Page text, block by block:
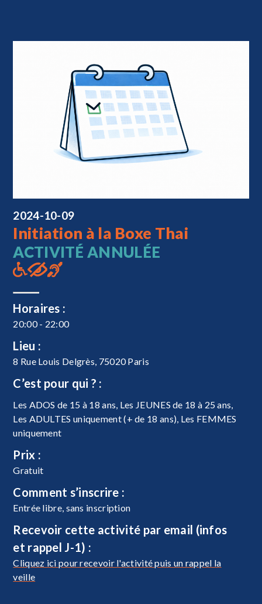
2024-10-09
Initiation à la Boxe Thai
ACTIVITÉ ANNULÉE
Horaires :
20:00 - 22:00
Lieu :
8 Rue Louis Delgrès, 75020 Paris
C’est pour qui ? :
Les ADOS de 15 à 18 ans, Les JEUNES de 18 à 25 ans,
Les ADULTES uniquement (+ de 18 ans), Les FEMMES
uniquement
Prix :
Gratuit
Comment s’inscrire :
Entrée libre, sans inscription
Recevoir cette activité par email (infos
et rappel J-1) :
Cliquez ici pour recevoir l'activité puis un rappel la
veille